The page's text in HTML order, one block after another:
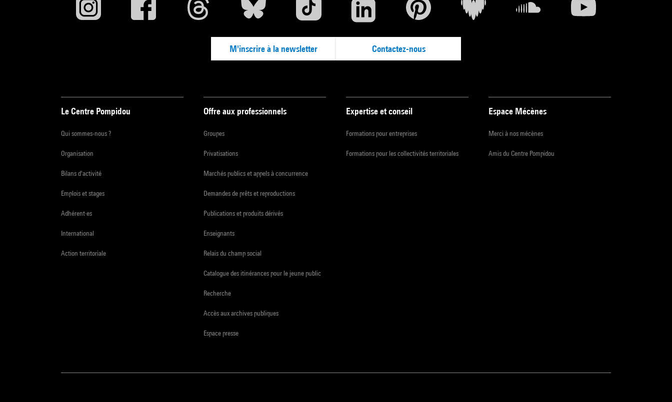
M'inscrire à la newsletter Contactez-nous
Le Centre Pompidou
Qui sommes-nous ?
Organisation
Bilans d'activité
Emplois et stages
Adhérent·es
International
Action territoriale
Offre aux professionnels
Groupes
Privatisations
Marchés publics et appels à concurrence
Demandes de prêts et reproductions
Publications et produits dérivés
Enseignants
Relais du champ social
Catalogue des itinérances pour le jeune public
Recherche
Accès aux archives publiques
Espace presse
Expertise et conseil
Formations pour entreprises
Formations pour les collectivités territoriales
Espace Mécènes
Merci à nos mécènes
Amis du Centre Pompidou